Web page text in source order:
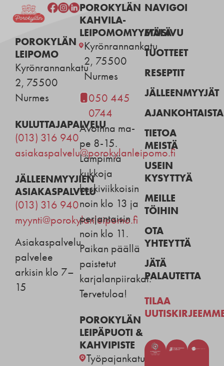
POROKYLÄN
LEIPOMO
Kyrönrannankatu
2, 75500
Nurmes
KULUTTAJAPALVELU
(013) 316 940
asiakaspalvelu@porokylanleipomo.fi
JÄLLEENMYYJIEN
ASIAKASPALVELU
(013) 316 940
myynti@porokylanleipomo.fi
Asiakaspalvelu
palvelee
arkisin klo 7–
15
POROKYLÄN
KAHVILA-
LEIPOMOMYYMÄLÄ
Kyrönrannankatu
2, 75500
Nurmes
050 445
0744
Avoinna ma-
pe 8-15.
Lämpimiä
kukkoja
keskiviikkoisin
noin klo 13 ja
perjantaisin
noin klo 11.
Paikan päällä
paistetut
karjalanpiirakat.
Tervetuloa!
POROKYLÄN
LEIPÄPUOTI &
KAHVIPISTE
Työpajankatu
NAVIGOI
ETUSIVU
TUOTTEET
RESEPTIT
JÄLLEENMYYJÄT
AJANKOHTAISTA
TIETOA
MEISTÄ
USEIN
KYSYTTYÄ
MEILLE
TÖIHIN
OTA
YHTEYTTÄ
JÄTÄ
PALAUTETTA
TILAA